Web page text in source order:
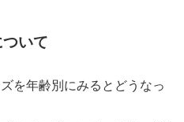
いて
を年齢別にみるとどうなっ